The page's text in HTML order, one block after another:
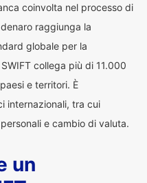
coinvolta nel processo di
raggiunga la
globale per la
collega più di 11.000
e territori. È
internazionali, tra cui
e cambio di valuta.
un